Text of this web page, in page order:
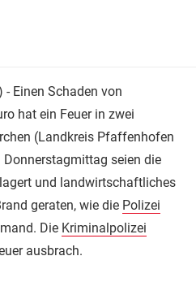
Einen Schaden von
hat ein Feuer in zwei
(Landkreis Pfaffenhofen
seien die
und landwirtschaftliches
geraten, wie die Polizei
Die Kriminalpolizei
ausbrach.